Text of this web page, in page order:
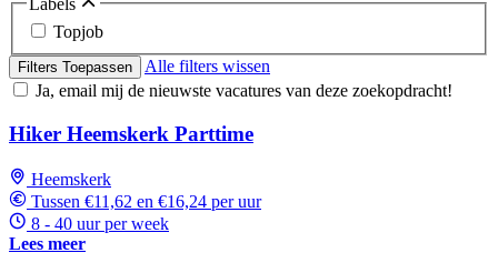
Topjob
Filters Toepassen
Alle filters wissen
Ja, email mij de nieuwste vacatures van deze zoekopdracht!
Hiker Heemskerk Parttime
Heemskerk
Tussen €11,62 en €16,24 per uur
8 - 40 uur per week
Lees meer